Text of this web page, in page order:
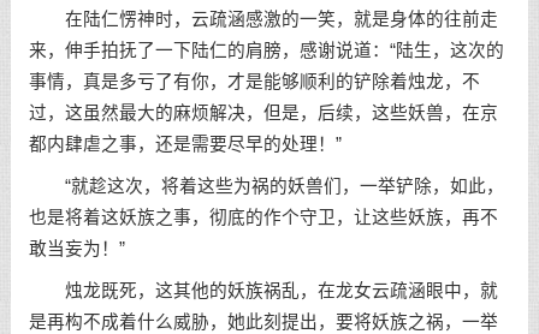
在陆仁愣神时，云疏涵感激的一笑，就是身体的往前走
来，伸手拍抚了一下陆仁的肩膀，感谢说道：“陆生，这次的
事情，真是多亏了有你，才是能够顺利的铲除着烛龙，不
过，这虽然最大的麻烦解决，但是，后续，这些妖兽，在京
都内肆虐之事，还是需要尽早的处理！”
“就趁这次，将着这些为祸的妖兽们，一举铲除，如此，
也是将着这妖族之事，彻底的作个守卫，让这些妖族，再不
敢当妄为！”
烛龙既死，这其他的妖族祸乱，在龙女云疏涵眼中，就
是再构不成着什么威胁，她此刻提出，要将妖族之祸，一举